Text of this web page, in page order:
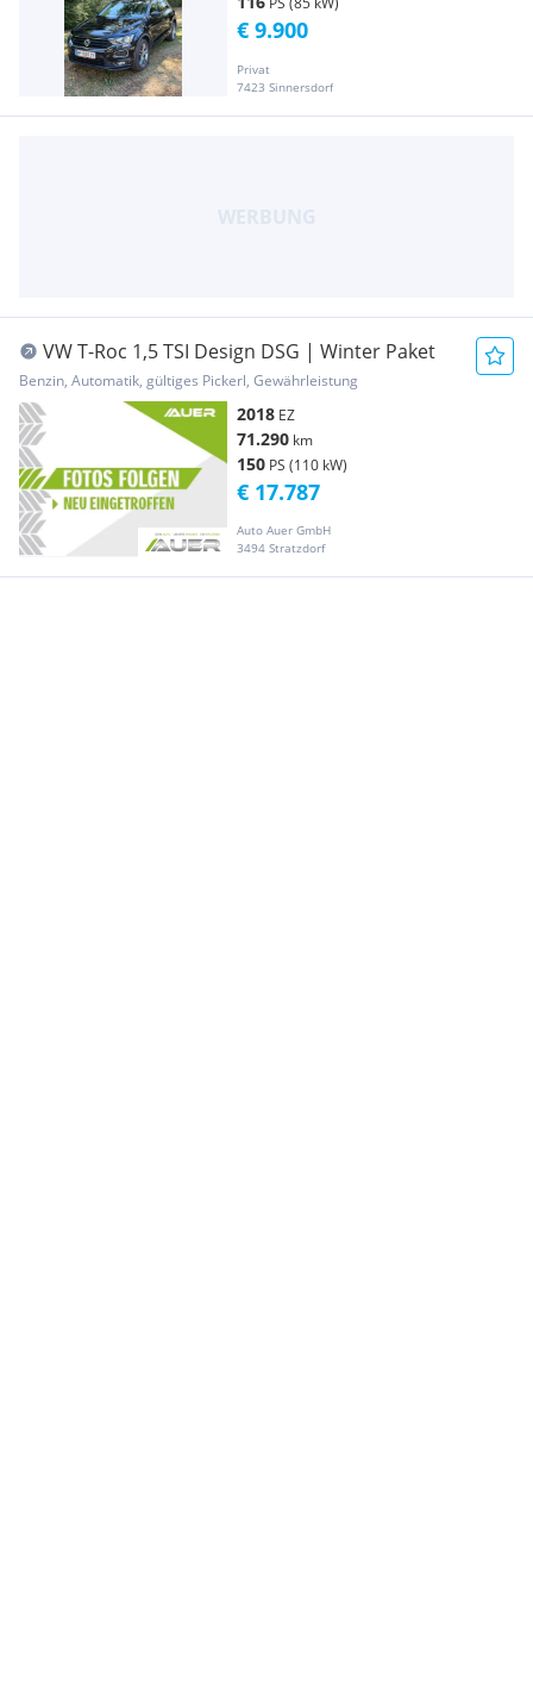
Privat
7423 Sinnersdorf
€ 9.900
VW T-Roc 1,5 TSI Design DSG | Winter Paket
Benzin, Automatik, gültiges Pickerl, Gewährleistung
2018 EZ
71.290 km
150 PS (110 kW)
Auto Auer GmbH
3494 Stratzdorf
€ 17.787